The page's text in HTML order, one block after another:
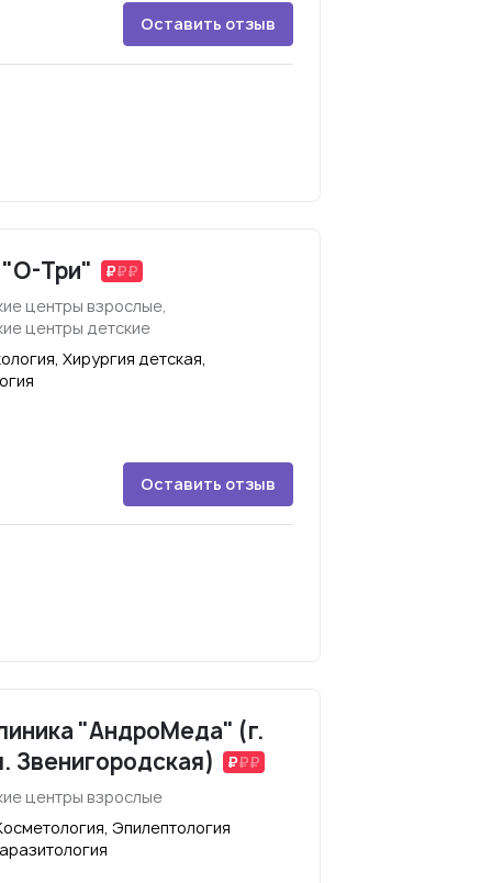
Оставить отзыв
"О-Три"
центры взрослые,
центры детские
Хирургия детская,
Оставить отзыв
"АндроМеда" (г.
Звенигородская)
центры взрослые
Эпилептология